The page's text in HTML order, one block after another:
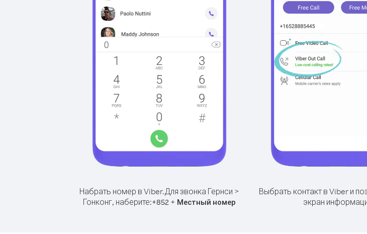
Набрать номер в Viber.Для звонка Гернси >
Гонконг, наберите:+852 + Местный номер
Выбрать контакт в Viber и
экран